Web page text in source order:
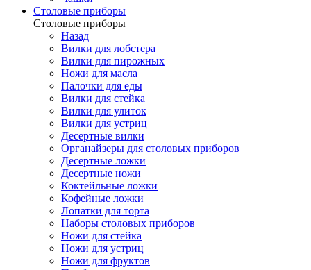
Cтоловые приборы
Cтоловые приборы
Назад
Вилки для лобстера
Вилки для пирожных
Ножи для масла
Палочки для еды
Вилки для стейка
Вилки для улиток
Вилки для устриц
Десертные вилки
Органайзеры для столовых приборов
Десертные ложки
Десертные ножи
Коктейльные ложки
Кофейные ложки
Лопатки для торта
Наборы столовых приборов
Ножи для стейка
Ножи для устриц
Ножи для фруктов